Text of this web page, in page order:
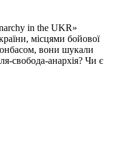
in the UKR»
місцями бойової
вони шукали
свобода-анархія? Чи є